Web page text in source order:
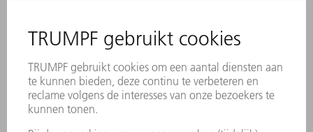
AANMELDEN VOOR NIEUWSBRIEF
MYTRUMPF
VEILIGHEIDSGEGEVENSBLADEN
PRODUCTEN
MACHINES & SYSTEMEN
LASER